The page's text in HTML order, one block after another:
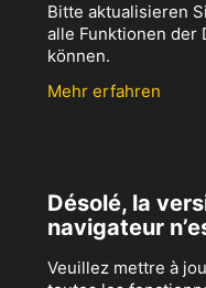
Bitte aktualisieren
alle Funktionen der
können.
Mehr erfahren
Désolé, la
navigateur
Veuillez mettre à